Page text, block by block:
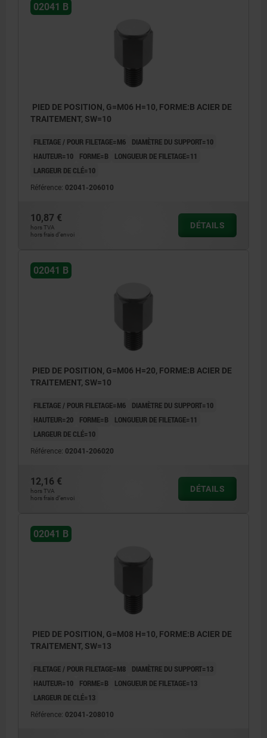
02041 B
PIED DE POSITION, G=M06 H=10, FORME:B ACIER DE
TRAITEMENT, SW=10
FILETAGE / POUR FILETAGE=M6
DIAMÈTRE DU SUPPORT=10
HAUTEUR=10
FORME=B
LONGUEUR DE FILETAGE=11
LARGEUR DE CLÉ=10
Référence: 02041-206010
10,87 €
hors TVA
hors frais d’envoi
DÉTAILS
02041 B
PIED DE POSITION, G=M06 H=20, FORME:B ACIER DE
TRAITEMENT, SW=10
FILETAGE / POUR FILETAGE=M6
DIAMÈTRE DU SUPPORT=10
HAUTEUR=20
FORME=B
LONGUEUR DE FILETAGE=11
LARGEUR DE CLÉ=10
Référence: 02041-206020
12,16 €
hors TVA
hors frais d’envoi
DÉTAILS
02041 B
PIED DE POSITION, G=M08 H=10, FORME:B ACIER DE
TRAITEMENT, SW=13
FILETAGE / POUR FILETAGE=M8
DIAMÈTRE DU SUPPORT=13
HAUTEUR=10
FORME=B
LONGUEUR DE FILETAGE=13
LARGEUR DE CLÉ=13
Référence: 02041-208010